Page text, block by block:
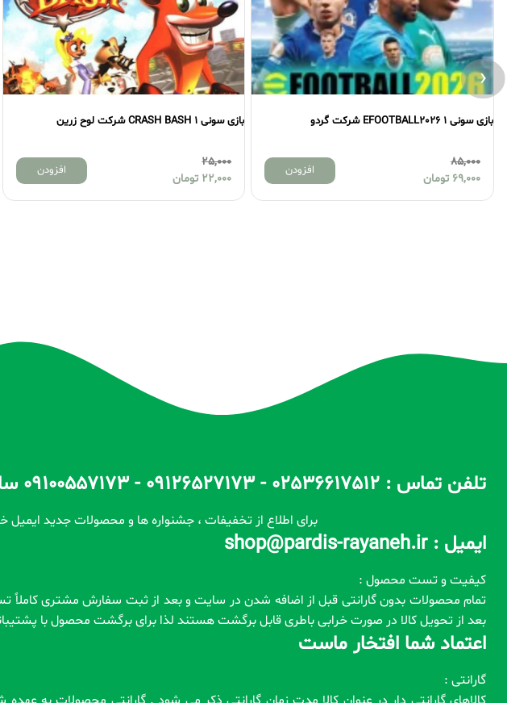
بازی سونی 1 EFOOTBALL2026 شرکت گردو
85,000
69,000 تومان
افزودن
بازی سونی 1 CRASH BASH شرکت لوح زرین
25,000
22,000 تومان
افزودن
‹
تلفن تماس : 02536617512 - 09126527173 - 09100557173 ساعات پاسخگویی : 10 الی 14 / 17 الی 22
برای اطلاع از تخفیفات ، جشنواره ها و محصولات جدید ایمیل
ایمیل : shop@pardis-rayaneh.ir
کیفیت و تست محصول :
بعد از تحویل کالا در صورت خرابی باطری قابل برگشت هستند لذا برای برگشت محصول با
اعتماد شما افتخار ماست
گارانتی :